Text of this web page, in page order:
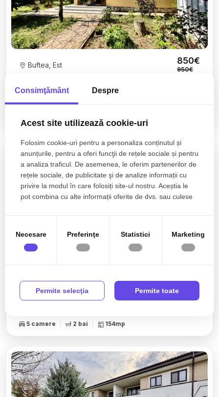
amenajată
Buftea, Est 850€
950€
Vilă Individuală P+1+Pod în Corbeanca – Ideală
pentru Familie
5 camere 2 bai 154mp
Consimţământ Despre
Acest site utilizează cookie-uri
Folosim cookie-uri pentru a personaliza conținutul și
anunțurile, pentru a oferi funcţii de rețele sociale și pentru
a analiza traficul. De asemenea, le oferim partenerilor de
rețele sociale, de publicitate şi de analize informații cu
privire la modul în care folosiți site-ul nostru. Aceștia le
pot combina cu alte informații oferite de dvs. sau culese
Necesare Preferinţe Statistici Marketing
Permite selecţia Permite toate